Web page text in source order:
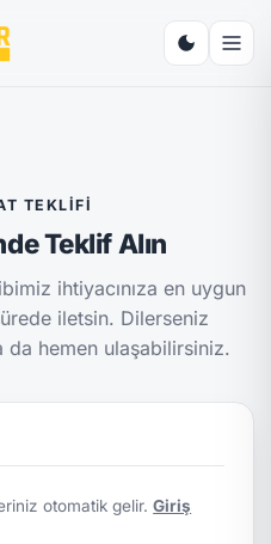
TEKLIFI
Teklif Alın
ihtiyacınıza en uygun
iletsin. Dilerseniz
hemen ulaşabilirsiniz.
otomatik gelir.Giriş